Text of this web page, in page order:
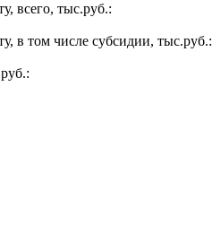
всего, тыс.руб.:
в том числе субсидии, тыс.руб.: